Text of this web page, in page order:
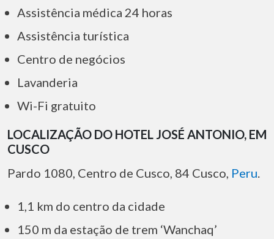
Assistência médica 24 horas
Assistência turística
Centro de negócios
Lavanderia
Wi-Fi gratuito
LOCALIZAÇÃO DO HOTEL JOSÉ ANTONIO, EM
CUSCO
Pardo 1080, Centro de Cusco, 84 Cusco, Peru.
1,1 km do centro da cidade
150 m da estação de trem ‘Wanchaq’